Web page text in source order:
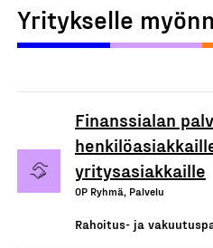
Yritykselle
Finanssialan
yritysasiakkaille
OP Ryhmä, Palvelu
Rahoitus- ja